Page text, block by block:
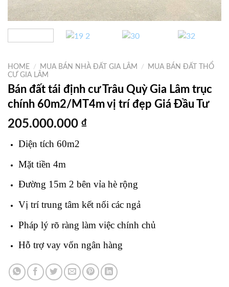
HOME / MUA BÁN NHÀ ĐẤT GIA LÂM /
MUA BÁN ĐẤT THỔ
CƯ GIA LÂM
Bán đất tái định cư Trâu Quỳ Gia Lâm trục
chính 60m2/MT4m vị trí đẹp Giá Đầu Tư
205.000.000 ₫
Diện tích 60m2
Mặt tiền 4m
Đường 15m 2 bên vỉa hè rộng
Vị trí trung tâm kết nối các ngả
Pháp lý rõ ràng làm việc chính chủ
Hỗ trợ vay vốn ngân hàng